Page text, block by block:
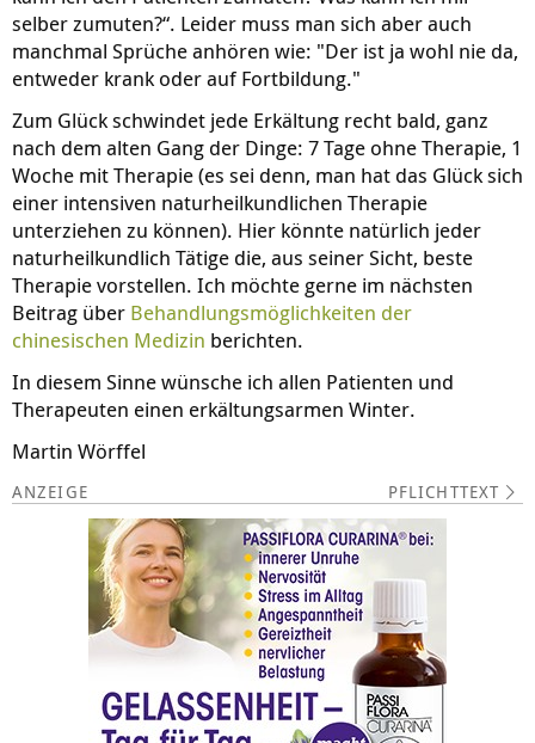
selber zumuten?“. Leider muss man sich aber auch
manchmal Sprüche anhören wie: "Der ist ja wohl nie da,
entweder krank oder auf Fortbildung."
Zum Glück schwindet jede Erkältung recht bald, ganz
nach dem alten Gang der Dinge: 7 Tage ohne Therapie, 1
Woche mit Therapie (es sei denn, man hat das Glück sich
einer intensiven naturheilkundlichen Therapie
unterziehen zu können). Hier könnte natürlich jeder
naturheilkundlich Tätige die, aus seiner Sicht, beste
Therapie vorstellen. Ich möchte gerne im nächsten
Beitrag über Behandlungsmöglichkeiten der
chinesischen Medizin berichten.
In diesem Sinne wünsche ich allen Patienten und
Therapeuten einen erkältungsarmen Winter.
Martin Wörffel
PFLICHTTEXT